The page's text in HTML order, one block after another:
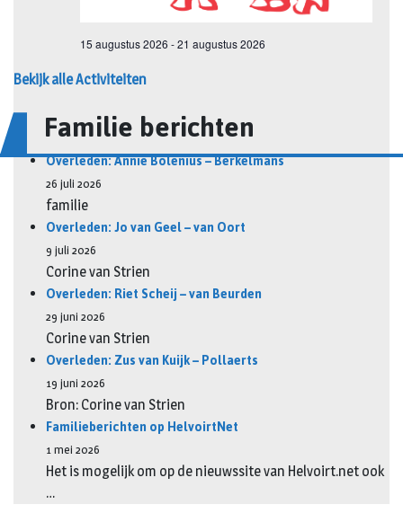
Bekijk alle Activiteiten
Familie berichten
Overleden: Annie Bolenius – Berkelmans
26 juli 2026
familie
Overleden: Jo van Geel – van Oort
9 juli 2026
Corine van Strien
Overleden: Riet Scheij – van Beurden
29 juni 2026
Corine van Strien
Overleden: Zus van Kuijk – Pollaerts
19 juni 2026
Bron: Corine van Strien
Familieberichten op HelvoirtNet
1 mei 2026
Het is mogelijk om op de nieuwssite van Helvoirt.net ook
…